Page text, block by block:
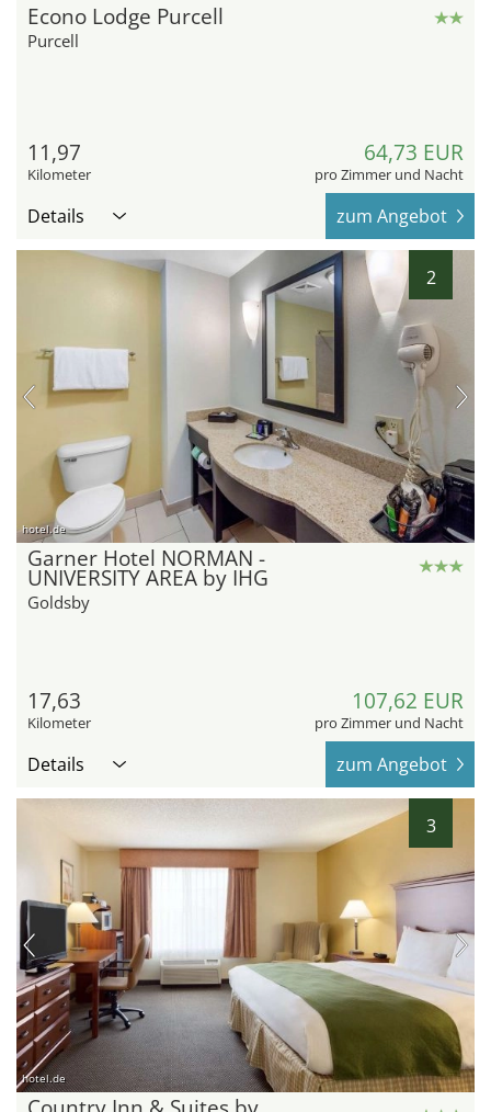
Econo Lodge Purcell
Purcell
11,97
Kilometer
64,73 EUR
pro Zimmer und Nacht
Details zum Angebot
2
hotel.de
Garner Hotel NORMAN -
UNIVERSITY AREA by IHG
Goldsby
17,63
Kilometer
107,62 EUR
pro Zimmer und Nacht
Details zum Angebot
3
hotel.de